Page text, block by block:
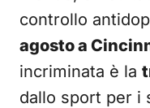
controllo
agosto a
incriminata è la
dallo sport per i